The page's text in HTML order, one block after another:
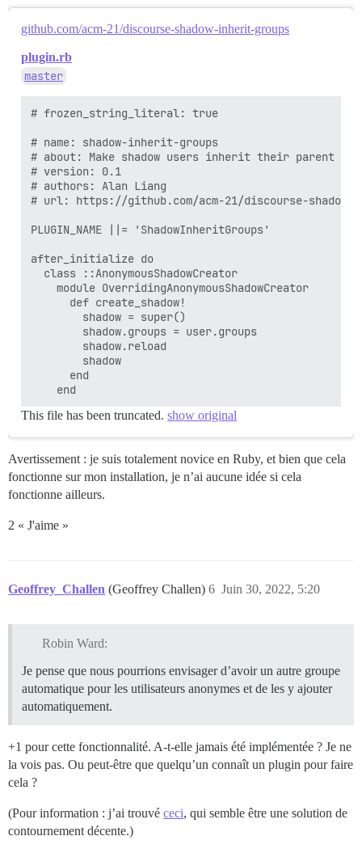
github.com/acm-21/discourse-shadow-inherit-groups
plugin.rb
master
# frozen_string_literal: true
# name: shadow-inherit-groups
# about: Make shadow users inherit their parent
# version: 0.1
# authors: Alan Liang
# url: https://github.com/acm-21/discourse-
PLUGIN_NAME ||= 'ShadowInheritGroups'
after_initialize do
  class ::AnonymousShadowCreator
    module OverridingAnonymousShadowCreator
      def create_shadow!
        shadow = super()
        shadow.groups = user.groups
        shadow.reload
        shadow
      end
This file has been truncated. show original
Avertissement : je suis totalement novice en Ruby, et bien que cela
fonctionne sur mon installation, je n’ai aucune idée si cela
fonctionne ailleurs.
2 « J'aime »
Geoffrey_Challen (Geoffrey Challen) Juin 30, 2022, 5:20
6
Robin Ward:
Je pense que nous pourrions envisager d’avoir un autre groupe
automatique pour les utilisateurs anonymes et de les y ajouter
automatiquement.
+1 pour cette fonctionnalité. A-t-elle jamais été implémentée ? Je ne
la vois pas. Ou peut-être que quelqu’un connaît un plugin pour faire
cela ?
(Pour information : j’ai trouvé ceci, qui semble être une solution de
contournement décente.)